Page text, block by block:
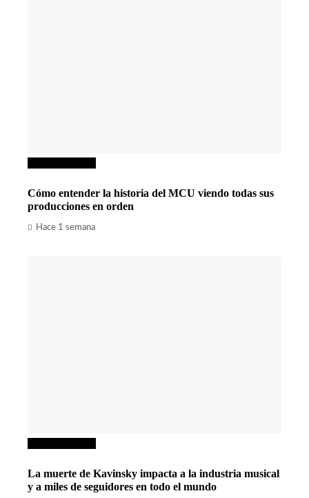
Cómo entender la historia del MCU viendo todas sus
producciones en orden
Hace 1 semana
La muerte de Kavinsky impacta a la industria musical
y a miles de seguidores en todo el mundo